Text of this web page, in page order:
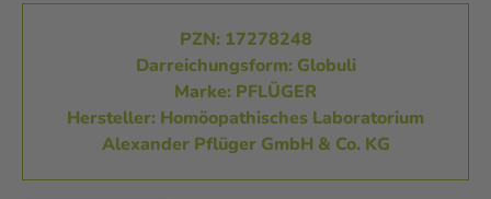
PZN: 17278248
Darreichungsform: Globuli
Marke: PFLÜGER
Hersteller: Homöopathisches Laboratorium
Alexander Pflüger GmbH & Co. KG